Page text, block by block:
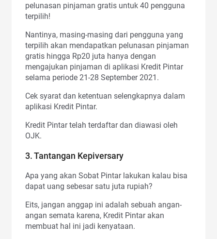
pelunasan pinjaman gratis untuk 40 pengguna
terpilih!
Nantinya, masing-masing dari pengguna yang
terpilih akan mendapatkan pelunasan pinjaman
gratis hingga Rp20 juta hanya dengan
mengajukan pinjaman di aplikasi Kredit Pintar
selama periode 21-28 September 2021.
Cek syarat dan ketentuan selengkapnya dalam
aplikasi Kredit Pintar.
Kredit Pintar telah terdaftar dan diawasi oleh
OJK.
3. Tantangan Kepiversary
Apa yang akan Sobat Pintar lakukan kalau bisa
dapat uang sebesar satu juta rupiah?
Eits, jangan anggap ini adalah sebuah angan-
angan semata karena, Kredit Pintar akan
membuat hal ini jadi kenyataan.